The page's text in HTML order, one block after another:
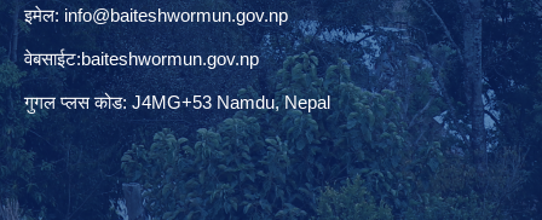
इमेल: info@baiteshwormun.gov.np
वेबसाईट:baiteshwormun.gov.np
गुगल प्लस कोड: J4MG+53 Namdu, Nepal